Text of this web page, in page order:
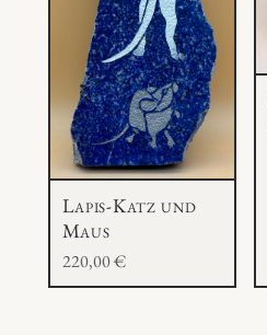
Lapis-Katz und
Maus
220,00€